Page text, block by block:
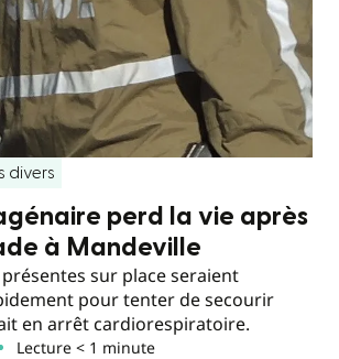
divers
perd la vie après
à Mandeville
sur place seraient
pour tenter de secourir
en arrêt cardiorespiratoire.
Lecture < 1 minute